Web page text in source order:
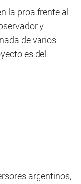
la proa frente al
y
de varios
es del
argentinos,